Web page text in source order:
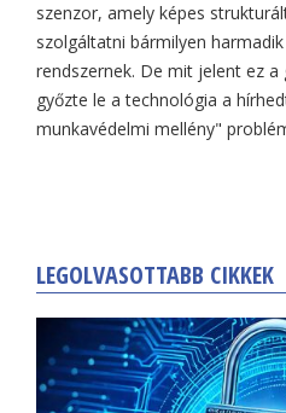
szenzor, amely képes
szolgáltatni bármilyen
rendszernek. De mit jelent ez a
győzte le a technológia a
munkavédelmi mellény"
LEGOLVASOTTABB CIKKEK